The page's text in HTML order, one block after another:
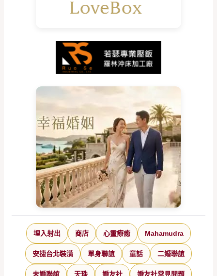
埋入射出 商店 心靈療癒 Mahamudra
安捷台北裝潢 單身聯誼 童話 二婚聯誼
未婚聯誼 天珠 婚友社 婚友社常見問題